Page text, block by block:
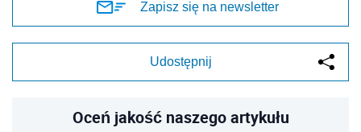
Zapisz się na newsletter
Udostępnij
Oceń jakość naszego artykułu